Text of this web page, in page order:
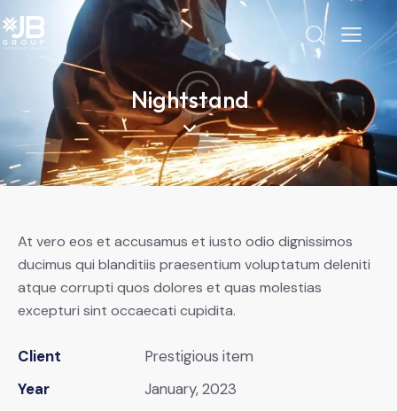
Nightstand
At vero eos et accusamus et iusto odio dignissimos
ducimus qui blanditiis praesentium voluptatum deleniti
atque corrupti quos dolores et quas molestias
excepturi sint occaecati cupidita.
Client
Prestigious item
Year
January, 2023